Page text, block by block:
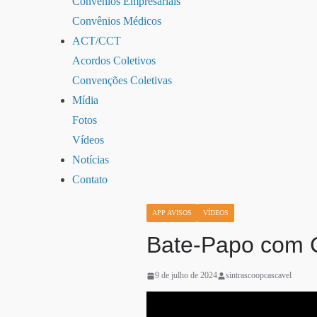
Convênios Médicos
ACT/CCT
Acordos Coletivos
Convenções Coletivas
Mídia
Fotos
Vídeos
Notícias
Contato
APP AVISOS VÍDEOS
Bate-Papo com
9 de julho de 2024 sintrascoopcascavel